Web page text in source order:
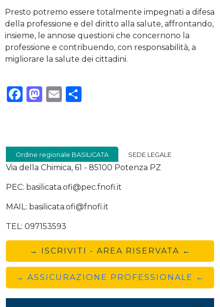
Presto potremo essere totalmente impegnati a difesa
della professione e del diritto alla salute, affrontando,
insieme, le annose questioni che concernono la
professione e contribuendo, con responsabilità, a
migliorare la salute dei cittadini.
Facebook
Mastodon
Email
Ordine regionale BASILICATA SEDE LEGALE
Via della Chimica, 61 - 85100 Potenza PZ
PEC: basilicata.ofi@pec.fnofi.it
MAIL: basilicata.ofi@fnofi.it
TEL: 097153593
→ ISCRIVITI - AREA RISERVATA ←
→ ASSICURAZIONE PROFESSIONALE ←